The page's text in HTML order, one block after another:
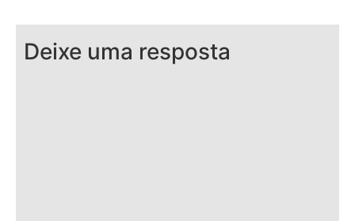
Deixe uma resposta